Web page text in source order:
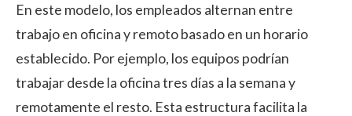
En este modelo, los empleados alternan entre
trabajo en oficina y remoto basado en un horario
establecido. Por ejemplo, los equipos podrían
trabajar desde la oficina tres días a la semana y
remotamente el resto. Esta estructura facilita la